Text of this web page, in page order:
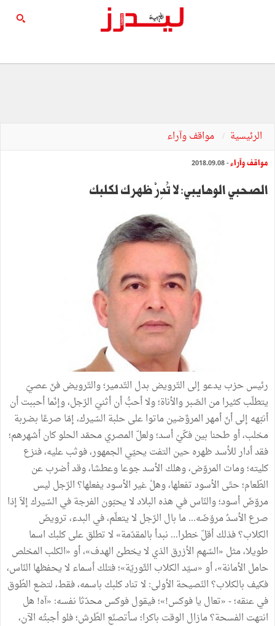
الرئيسية مواقف وآراء
مواقف وآراء- 2018.09.08
الصحبي الوهايبي: لا تُدِرْ ظهرك لكلبك
رئيس حزب يدعو إلى التّرويض بدل التّدمير؛ والتّرويض فنّ عصيّ
يتطلّب كثيرا من الصّبر والأناة؛ ولا أحبُّ أن أثنيَ الرّجل، وإنّما أحببت أن
أنبّهه إلى أنّ أمهر المروِّضين ماتوا على حلبة السّيرك، إمّا صرعًا بضربة
مخلب، أو طحنا بين فكّيْ أسد؛ ولعلّ المصري محمّد الحلو كان أشهرهم؛
فقد أدار للأسد ظهره حين التفت يحيّي الجمهور، فوثب عليه، فنزع
كليته؛ ومات المروّض، وهلك الأسد جوعا وعطشا، وقد أضرب عن
الطّعام؛ حتّى الأسود تفعلها، وهلْ غير الأسود يفعلها؟ الرّجل ليس
مروّضَ أسود؛ والنّاس في هذه البلاد لا يحبّون الفرجة في السّيرك إلاّ إذا
صرع الأسدُ مروّضَه... ما بال الرّجل لا يتعلّم، في البدء، ترويضَ
الكلاب؟ فذلك أقلّ خطرا... نبدأ بالمقدّمة» لا تطلق على كلبك اسما
طويلا، مثل «السّهم الأزرق الذي لا يخطئ الهدف»، أو «الكلب المخلص
حامل الأمانة»، أو «سيّد الكلاب الثّوريّة»؛ فتلك أسماء لا يحفظها النّاس،
فكيف بالكلاب؟ النّصيحة الأولى: لا تناد كلبك باسمه، فقط، لتضع الطّوق
في عنقه؛ - «تعال يا فوكس!»؛ فيقول فوكس محدّثا نفسه: «آه! هل
انتهت الفسحة؟ مازال الوقت باكرا؛ سأتصنّع الطّرش؛ فلو أجبتُه الآن،